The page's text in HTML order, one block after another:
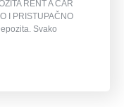
RENT A CAR
I PRISTUPAČNO
Svako